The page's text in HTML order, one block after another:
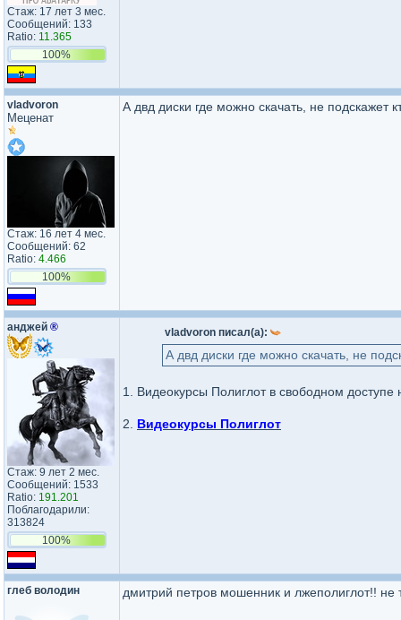
Стаж: 17 лет 3 мес.
Сообщений: 133
Ratio: 11.365
100%
vladvoron
Меценат
Стаж: 16 лет 4 мес.
Сообщений: 62
Ratio: 4.466
100%
А двд диски где можно скачать, не подскажет
анджей ®
Стаж: 9 лет 2 мес.
Сообщений: 1533
Ratio: 191.201
Поблагодарили:
313824
100%
vladvoron писал(а):
А двд диски где можно скачать, не
1. Видеокурсы Полиглот в свободном доступе
2. Видеокурсы Полиглот
глеб володин дмитрий петров мошенник и лжеполиглот!! не